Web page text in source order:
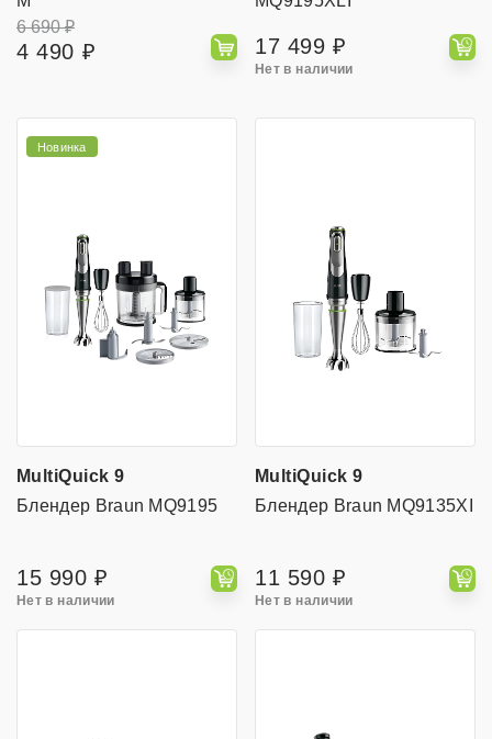
Турборежим
снятия
насадок
6 690 ₽
4 490 ₽ 17 499 ₽
Нет в наличии
Новинка
MultiQuick 9
Блендер Braun MQ9195
15 990 ₽
Нет в наличии
MultiQuick 9
Блендер Braun MQ9135XI
11 590 ₽
Нет в наличии